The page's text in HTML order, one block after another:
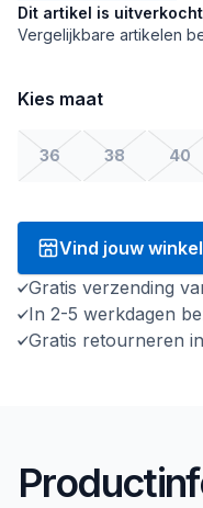
Dit artikel is
Vergelijkbare artikelen
Kies maat
36 38 40
Vind jouw winkel
Gratis verzending
In 2-5 werkdagen
Gratis retourneren